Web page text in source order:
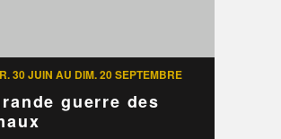
30 JUIN AU DIM. 20 SEPTEMBRE
guerre des